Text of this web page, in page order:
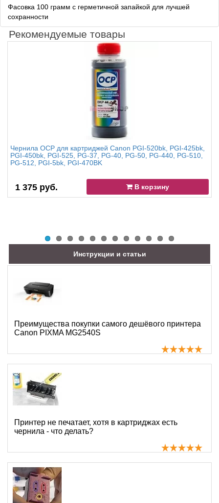
Фасовка 100 грамм с герметичной запайкой для лучшей
сохранности
Рекомендуемые товары
Чернила OCP для картриджей Canon PGI-520bk, PGI-425bk,
PGI-450bk, PGI-525, PG-37, PG-40, PG-50, PG-440, PG-510,
PG-512, PGI-5bk, PGI-470BK
1 375 руб. В корзину
Инструкции и статьи
Преимущества покупки самого дешёвого принтера
Canon PIXMA MG2540S
Принтер не печатает, хотя в картриджах есть
чернила - что делать?